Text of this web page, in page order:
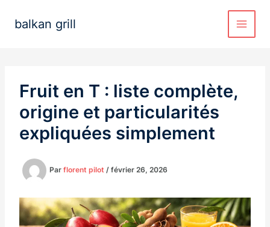
balkan grill
Fruit en T : liste complète,
origine et particularités
expliquées simplement
Par florent pilot / février 26, 2026